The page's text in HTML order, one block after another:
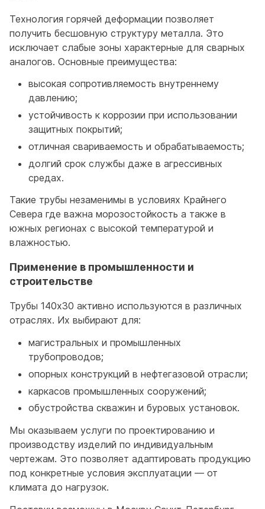
Технология горячей деформации позволяет
получить бесшовную структуру металла. Это
исключает слабые зоны характерные для сварных
аналогов. Основные преимущества:
высокая сопротивляемость внутреннему
давлению;
устойчивость к коррозии при использовании
защитных покрытий;
отличная свариваемость и обрабатываемость;
долгий срок службы даже в агрессивных
средах.
Такие трубы незаменимы в условиях Крайнего
Севера где важна морозостойкость а также в
южных регионах с высокой температурой и
влажностью.
Применение в промышленности и
строительстве
Трубы 140x30 активно используются в различных
отраслях. Их выбирают для:
магистральных и промышленных
трубопроводов;
опорных конструкций в нефтегазовой отрасли;
каркасов промышленных сооружений;
обустройства скважин и буровых установок.
Мы оказываем услуги по проектированию и
производству изделий по индивидуальным
чертежам. Это позволяет адаптировать продукцию
под конкретные условия эксплуатации — от
климата до нагрузок.